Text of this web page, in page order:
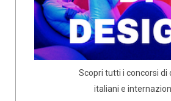
Scopri tutti i concorsi di
italiani e